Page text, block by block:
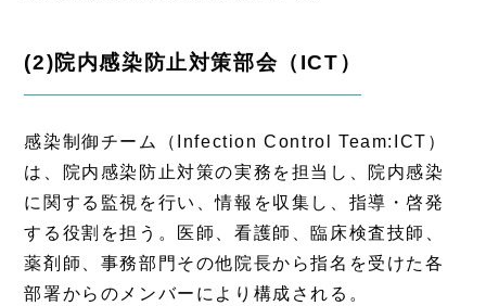
(2)院内感染防止対策部会（ICT）
感染制御チーム（Infection Control Team:ICT）
は、院内感染防止対策の実務を担当し、院内感染
に関する監視を行い、情報を収集し、指導・啓発
する役割を担う。医師、看護師、臨床検査技師、
薬剤師、事務部門その他院長から指名を受けた各
部署からのメンバーにより構成される。